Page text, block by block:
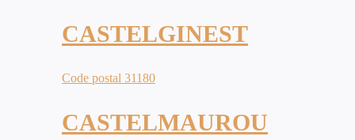
CASTELGINEST
Code postal 31180
CASTELMAUROU